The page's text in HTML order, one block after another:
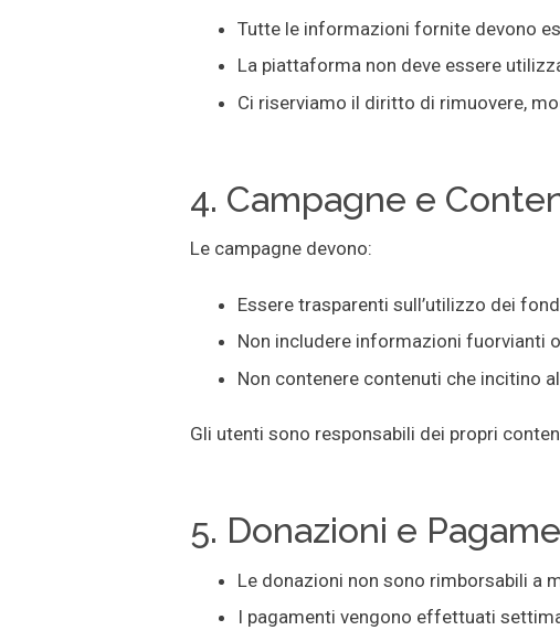
Tutte le informazioni fornite devono
La piattaforma non deve essere
Ci riserviamo il diritto di rimuovere,
4. Campagne e
Le campagne devono:
Essere trasparenti sull’utilizzo dei
Non includere informazioni fuorvianti
Non contenere contenuti che incitino
Gli utenti sono responsabili dei propri
5. Donazioni e
Le donazioni non sono rimborsabili a
I pagamenti vengono effettuati